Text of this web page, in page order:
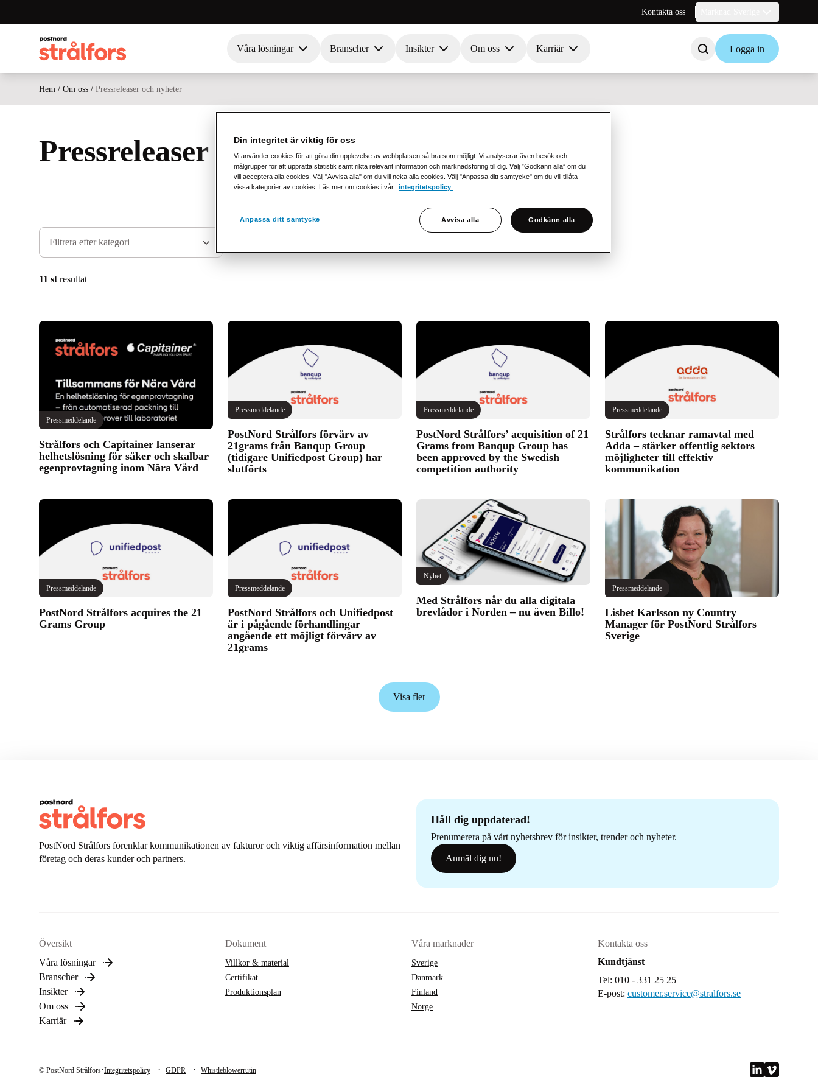
Kontakta oss
Våra lösningar Branscher Insikter Om oss Karriär Logga in
Hem / Om oss / Pressreleaser och nyheter
Pressreleaser och nyheter
11 st resultat
Pressmeddelande
Strålfors och Capitainer lanserar
helhetslösning för säker och skalbar
egenprovtagning inom Nära Vård
Pressmeddelande
PostNord Strålfors förvärv av
21grams från Banqup Group
(tidigare Unifiedpost Group) har
slutförts
Pressmeddelande
PostNord Strålfors’ acquisition of 21
Grams from Banqup Group has
been approved by the Swedish
competition authority
Pressmeddelande
Strålfors tecknar ramavtal med
Adda – stärker offentlig sektors
möjligheter till effektiv
kommunikation
Pressmeddelande
PostNord Strålfors acquires the 21
Grams Group
Pressmeddelande
PostNord Strålfors och Unifiedpost
är i pågående förhandlingar
angående ett möjligt förvärv av
21grams
Nyhet
Med Strålfors når du alla digitala
brevlådor i Norden – nu även Billo!
Pressmeddelande
Lisbet Karlsson ny Country
Manager för PostNord Strålfors
Sverige
Visa fler
PostNord Strålfors förenklar kommunikationen av fakturor och viktig affärsinformation mellan
företag och deras kunder och partners.
Håll dig uppdaterad!
Prenumerera på vårt nyhetsbrev för insikter, trender och nyheter.
Anmäl dig nu!
Översikt
Våra lösningar
Branscher
Insikter
Om oss
Karriär
Dokument
Villkor & material
Certifikat
Produktionsplan
Våra marknader
Sverige
Danmark
Finland
Norge
Kontakta oss
Kundtjänst
Tel: 010 - 331 25 25
E-post: customer.service@stralfors.se
© PostNord Strålfors·Integritetspolicy · GDPR · Whistleblowerrutin
Din integritet är viktig för oss
Vi använder cookies för att göra din upplevelse av webbplatsen så bra som möjligt. Vi analyserar även besök och
målgrupper för att upprätta statistik samt rikta relevant information och marknadsföring till dig. Välj ”Godkänn alla” om du
vill acceptera alla cookies. Välj "Avvisa alla" om du vill neka alla cookies. Välj "Anpassa ditt samtycke" om du vill tillåta
vissa kategorier av cookies. Läs mer om cookies i vår
integritetspolicy
Anpassa ditt samtycke Avvisa alla Godkänn alla